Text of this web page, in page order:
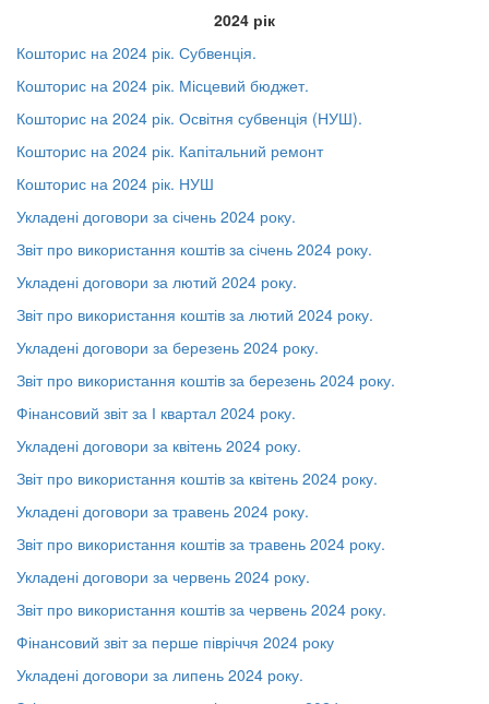
2024 рік
Кошторис на 2024 рік. Субвенція.
Кошторис на 2024 рік. Місцевий бюджет.
Кошторис на 2024 рік. Освітня субвенція (НУШ).
Кошторис на 2024 рік. Капітальний ремонт
Кошторис на 2024 рік. НУШ
Укладені договори за січень 2024 року.
Звіт про використання коштів за січень 2024 року.
Укладені договори за лютий 2024 року.
Звіт про використання коштів за лютий 2024 року.
Укладені договори за березень 2024 року.
Звіт про використання коштів за березень 2024 року.
Фінансовий звіт за І квартал 2024 року.
Укладені договори за квітень 2024 року.
Звіт про використання коштів за квітень 2024 року.
Укладені договори за травень 2024 року.
Звіт про використання коштів за травень 2024 року.
Укладені договори за червень 2024 року.
Звіт про використання коштів за червень 2024 року.
Фінансовий звіт за перше півріччя 2024 року
Укладені договори за липень 2024 року.